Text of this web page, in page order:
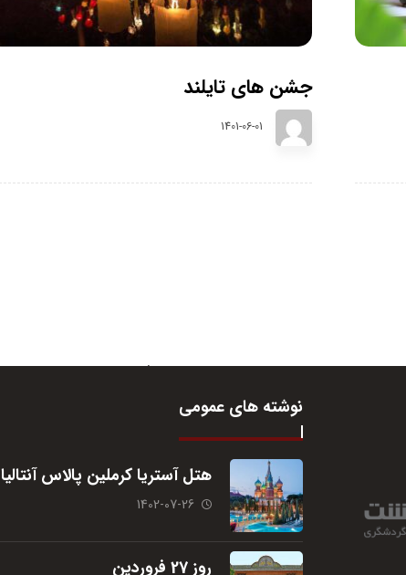
جشن‌ های تایلند
1401-06-01
نوشته های عمومی
هتل آستریا کرملین پالاس آنتالیا
1402-07-26
روز 27 فروردین